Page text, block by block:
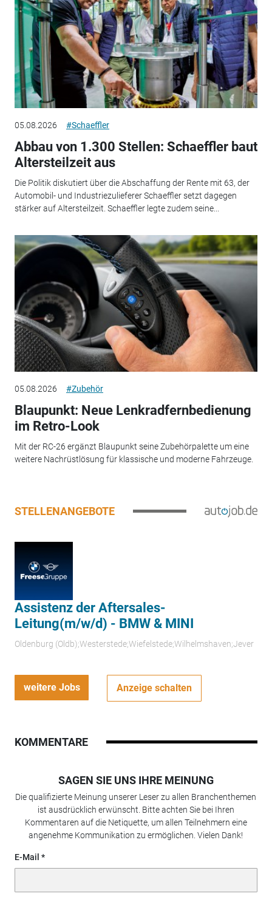
05.08.2026 #Schaeffler
Abbau von 1.300 Stellen: Schaeffler baut
Altersteilzeit aus
Die Politik diskutiert über die Abschaffung der Rente mit 63, der
Automobil- und Industriezulieferer Schaeffler setzt dagegen
stärker auf Altersteilzeit. Schaeffler legte zudem seine...
05.08.2026 #Zubehör
Blaupunkt: Neue Lenkradfernbedienung
im Retro-Look
Mit der RC-26 ergänzt Blaupunkt seine Zubehörpalette um eine
weitere Nachrüstlösung für klassische und moderne Fahrzeuge.
STELLENANGEBOTE
Assistenz der Aftersales-
Leitung(m/w/d) - BMW & MINI
Oldenburg (Oldb);Westerstede;Wiefelstede;Wilhelmshaven;Jever
weitere Jobs Anzeige schalten
KOMMENTARE
SAGEN SIE UNS IHRE MEINUNG
Die qualifizierte Meinung unserer Leser zu allen Branchenthemen
ist ausdrücklich erwünscht. Bitte achten Sie bei Ihren
Kommentaren auf die Netiquette, um allen Teilnehmern eine
angenehme Kommunikation zu ermöglichen. Vielen Dank!
E-Mail